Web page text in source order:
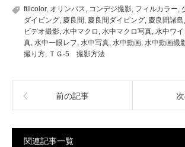
fillcolor, オリンパス コンデジ撮影 フィルカラー
ダイビング 慶良間 慶良間ダイビング 慶良間諸島
ビデオ撮影 水中マクロ 水中マクロ写真 水中ワイ
真 水中一眼レフ 水中写真 水中動画 水中動画撮
撮り方
ＴＧ-5 撮影方法
前の記事
関連記事一覧